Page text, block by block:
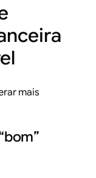
mais